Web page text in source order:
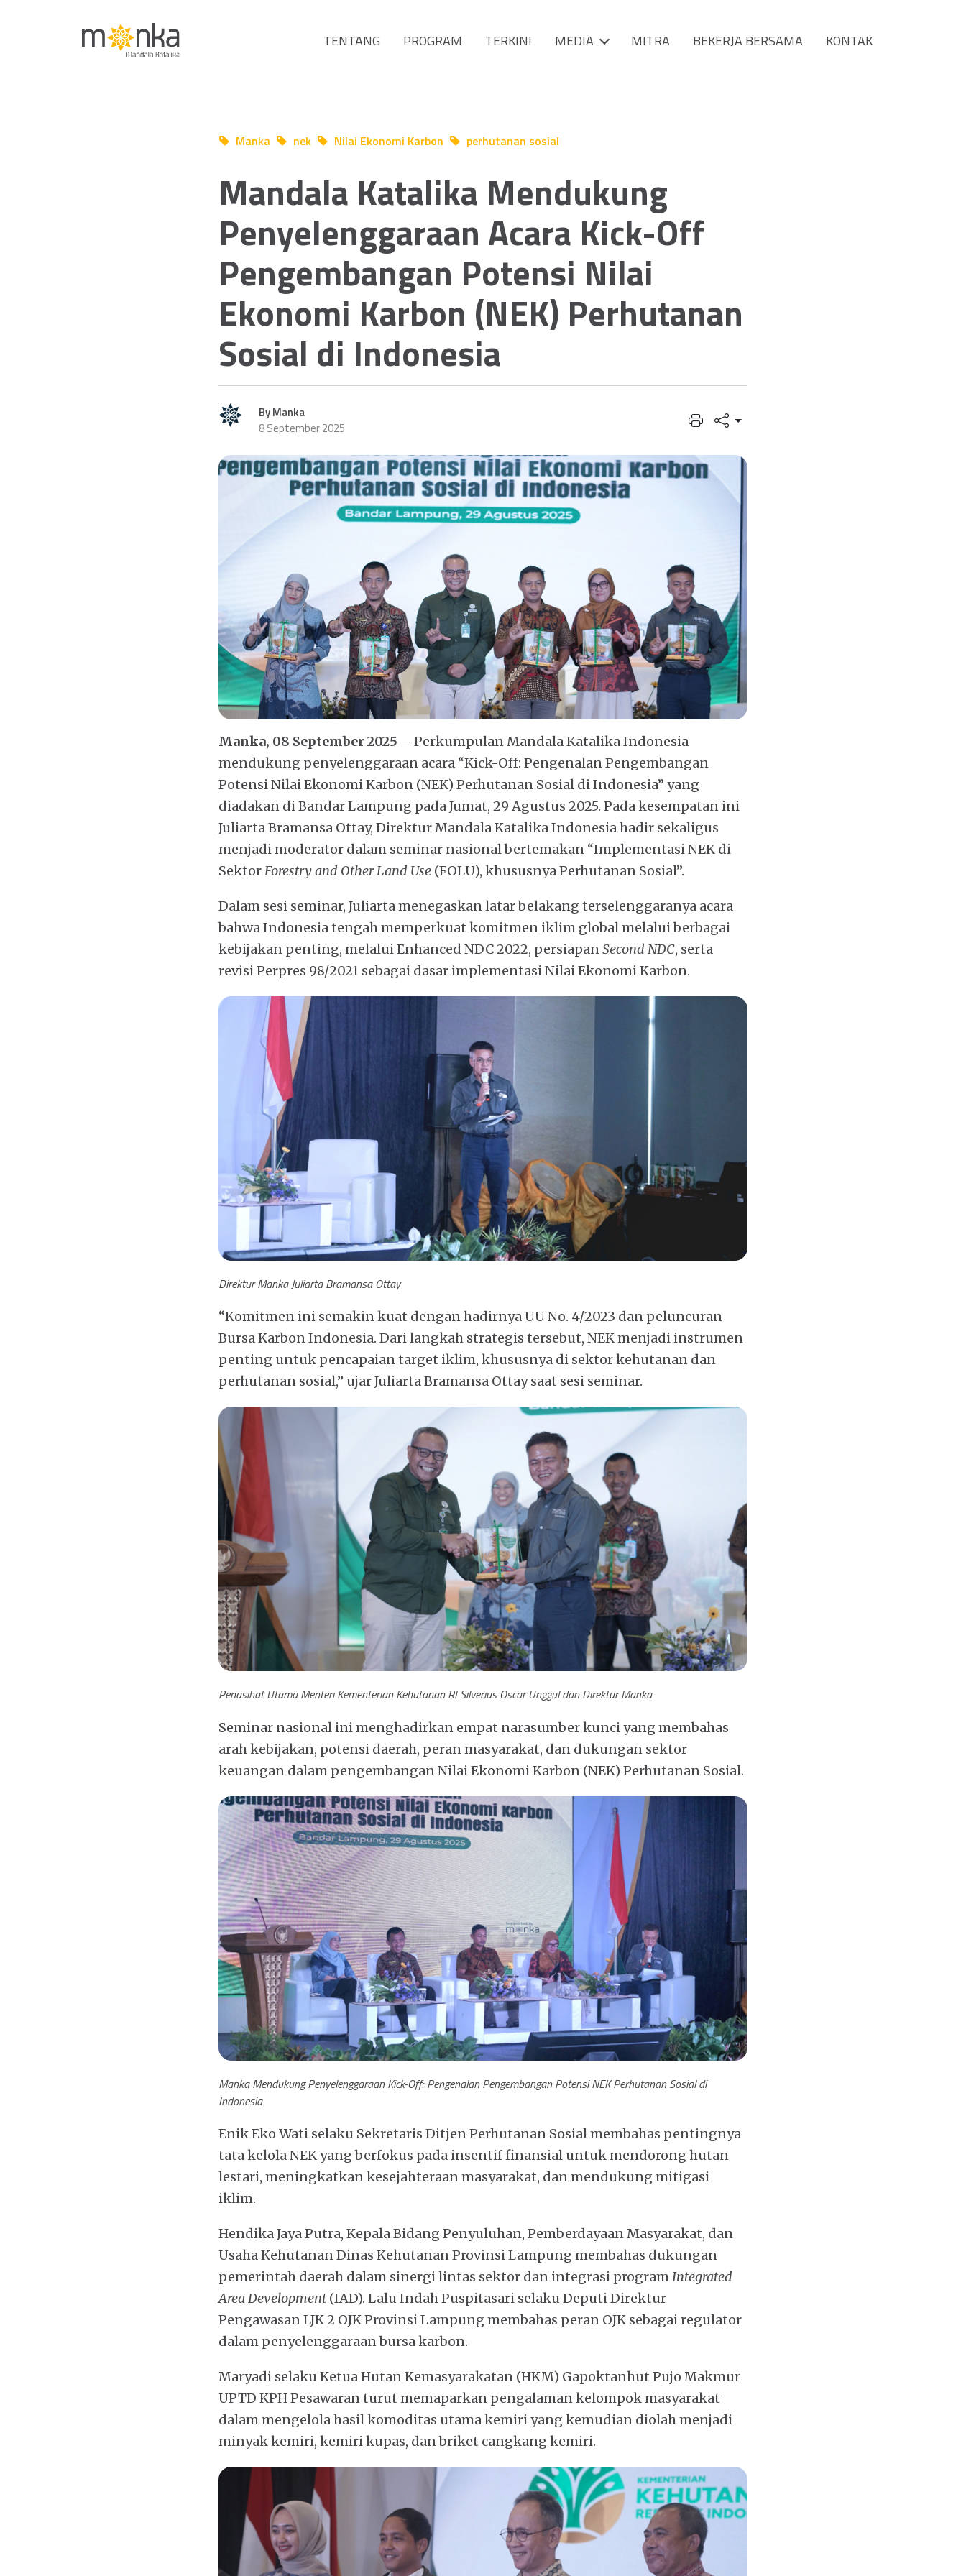
TENTANG PROGRAM TERKINI MEDIA MITRA BEKERJA BERSAMA KONTAK
Manka nek Nilai Ekonomi Karbon
perhutanan sosial
Mandala Katalika Mendukung
Penyelenggaraan Acara Kick-Off
Pengembangan Potensi Nilai
Ekonomi Karbon (NEK) Perhutanan
Sosial di Indonesia
By Manka
8 September 2025
Manka, 08 September 2025 – Perkumpulan Mandala Katalika Indonesia
mendukung penyelenggaraan acara “Kick-Off: Pengenalan Pengembangan
Potensi Nilai Ekonomi Karbon (NEK) Perhutanan Sosial di Indonesia” yang
diadakan di Bandar Lampung pada Jumat, 29 Agustus 2025. Pada kesempatan ini
Juliarta Bramansa Ottay, Direktur Mandala Katalika Indonesia hadir sekaligus
menjadi moderator dalam seminar nasional bertemakan “Implementasi NEK di
SektorForestry and Other Land Use (FOLU), khususnya Perhutanan Sosial”.
Dalam sesi seminar, Juliarta menegaskan latar belakang terselenggaranya acara
bahwa Indonesia tengah memperkuat komitmen iklim global melalui berbagai
kebijakan penting, melalui Enhanced NDC 2022, persiapanSecond NDC, serta
revisi Perpres 98/2021 sebagai dasar implementasi Nilai Ekonomi Karbon.
Direktur Manka Juliarta Bramansa Ottay
“Komitmen ini semakin kuat dengan hadirnya UU No. 4/2023 dan peluncuran
Bursa Karbon Indonesia. Dari langkah strategis tersebut, NEK menjadi instrumen
penting untuk pencapaian target iklim, khususnya di sektor kehutanan dan
perhutanan sosial,” ujar Juliarta Bramansa Ottay saat sesi seminar.
Penasihat Utama Menteri Kementerian Kehutanan RI Silverius Oscar Unggul dan Direktur Manka
Seminar nasional ini menghadirkan empat narasumber kunci yang membahas
arah kebijakan, potensi daerah, peran masyarakat, dan dukungan sektor
keuangan dalam pengembangan Nilai Ekonomi Karbon (NEK) Perhutanan Sosial.
Manka Mendukung Penyelenggaraan Kick-Off: Pengenalan Pengembangan Potensi NEK Perhutanan Sosial di
Indonesia
Enik Eko Wati selaku Sekretaris Ditjen Perhutanan Sosial membahas pentingnya
tata kelola NEK yang berfokus pada insentif finansial untuk mendorong hutan
lestari, meningkatkan kesejahteraan masyarakat, dan mendukung mitigasi
iklim.
Hendika Jaya Putra, Kepala Bidang Penyuluhan, Pemberdayaan Masyarakat, dan
Usaha Kehutanan Dinas Kehutanan Provinsi Lampung membahas dukungan
pemerintah daerah dalam sinergi lintas sektor dan integrasi programIntegrated
Area Development(IAD). Lalu Indah Puspitasari selaku Deputi Direktur
Pengawasan LJK 2 OJK Provinsi Lampung membahas peran OJK sebagai regulator
dalam penyelenggaraan bursa karbon.
Maryadi selaku Ketua Hutan Kemasyarakatan (HKM) Gapoktanhut Pujo Makmur
UPTD KPH Pesawaran turut memaparkan pengalaman kelompok masyarakat
dalam mengelola hasil komoditas utama kemiri yang kemudian diolah menjadi
minyak kemiri, kemiri kupas, dan briket cangkang kemiri.